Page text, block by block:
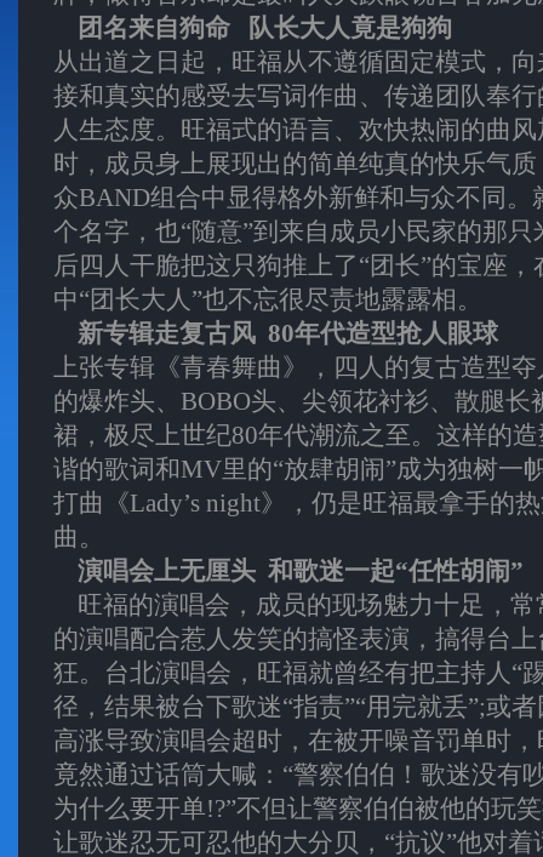
团名来自狗命 队长大人竟是狗狗
从出道之日起，旺福从不遵循固定模式，
接和真实的感受去写词作曲、传递团队奉
人生态度。旺福式的语言、欢快热闹的曲
时，成员身上展现出的简单纯真的快乐气
众BAND组合中显得格外新鲜和与众不同。
个名字，也“随意”到来自成员小民家的那只
后四人干脆把这只狗推上了“团长”的宝座
中“团长大人”也不忘很尽责地露露相。
新专辑走复古风 80年代造型抢人眼球
上张专辑《青春舞曲》，四人的复古造型
的爆炸头、BOBO头、尖领花衬衫、散腿长
裙，极尽上世纪80年代潮流之至。这样的
谐的歌词和MV里的“放肆胡闹”成为独树一
打曲《Lady’s night》，仍是旺福最拿手的
曲。
演唱会上无厘头 和歌迷一起“任性胡闹”
旺福的演唱会，成员的现场魅力十足，常
的演唱配合惹人发笑的搞怪表演，搞得台
狂。台北演唱会，旺福就曾经有把主持人“
径，结果被台下歌迷“指责”“用完就丢”;或
高涨导致演唱会超时，在被开噪音罚单时
竟然通过话筒大喊：“警察伯伯！歌迷没有
为什么要开单!?”不但让警察伯伯被他的玩
让歌迷忍无可忍他的大分贝，“抗议”他对着